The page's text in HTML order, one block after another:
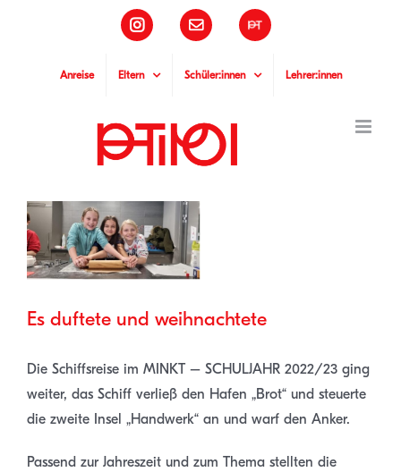
InstagramE-
Mail
Pädagogische
Hochschule
Anreise Eltern Schüler:innen Lehrer:innen
Zeige
grösseres
Bild
Es duftete und weihnachtete
Die Schiffsreise im MINKT – SCHULJAHR 2022/23 ging
weiter, das Schiff verließ den Hafen „Brot“ und steuerte
die zweite Insel „Handwerk“ an und warf den Anker.
Passend zur Jahreszeit und zum Thema stellten die